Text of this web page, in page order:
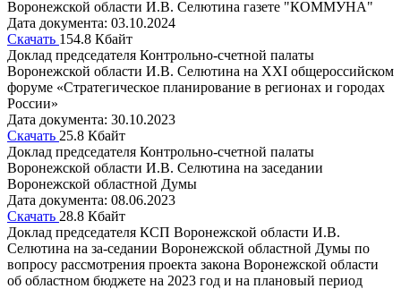
Воронежской области И.В. Селютина газете "КОММУНА"
Дата документа: 03.10.2024
Скачать 154.8 Кбайт
Доклад председателя Контрольно-счетной палаты
Воронежской области И.В. Селютина на XXI общероссийском
форуме «Стратегическое планирование в регионах и городах
России»
Дата документа: 30.10.2023
Скачать 25.8 Кбайт
Доклад председателя Контрольно-счетной палаты
Воронежской области И.В. Селютина на заседании
Воронежской областной Думы
Дата документа: 08.06.2023
Скачать 28.8 Кбайт
Доклад председателя КСП Воронежской области И.В.
Селютина на за-седании Воронежской областной Думы по
вопросу рассмотрения проекта закона Воронежской области
об областном бюджете на 2023 год и на плановый период